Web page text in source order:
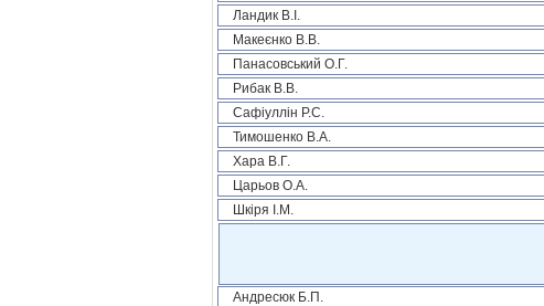
Ландик В.І.
Макеєнко В.В.
Панасовський О.Г.
Рибак В.В.
Сафіуллін Р.С.
Тимошенко В.А.
Хара В.Г.
Царьов О.А.
Шкіря І.М.
Андресюк Б.П.